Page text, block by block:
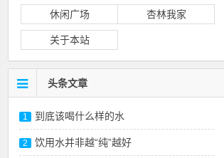
休闲广场 杏林我家
关于本站
头条文章
1 到底该喝什么样的水
2 饮用水并非越“纯”越好